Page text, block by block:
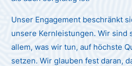
Unser Engagement beschränkt
unsere Kernleistungen. Wir sind
allem, was wir tun, auf höchste
setzen. Wir glauben fest daran,